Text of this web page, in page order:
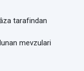
tarafindan
mevzulari